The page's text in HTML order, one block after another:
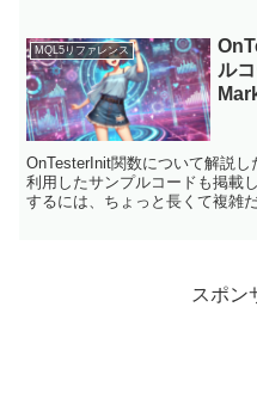
MQL5リファレンス
ル
OnTesterInit関数について解説
利用したサンプルコードも掲載
するには、ちょっと長くて複雑
スポン